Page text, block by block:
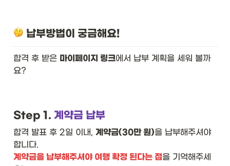
납부방법이 궁금해요!
합격 후 받은 마이페이지 링크에서 납부 계획을 세워 볼까
요?
Step 1. 계약금 납부
합격 발표 후 2일 이내, 계약금(30만 원)을 납부해주셔야
계약금을 납부해주셔야 여행 확정 된다는 점을 기억해주세